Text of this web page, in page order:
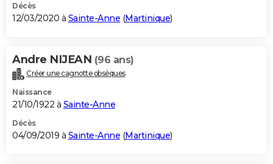
Décès
12/03/2020 à Sainte-Anne (Martinique)
Andre NIJEAN (96 ans)
Créer une cagnotte obsèques
Naissance
21/10/1922 à Sainte-Anne
Décès
04/09/2019 à Sainte-Anne (Martinique)